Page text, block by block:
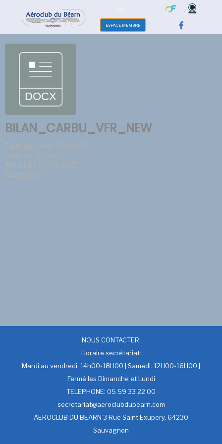
ESPACE MEMBRE
BILAN_CARBU_VFR_NEW
Taille du fichier: 89.60 KB
Créé: 29-01-2022
Mis à jour: 29-01-2022
Succès: 93
NOUS CONTACTER:
Horaire secrétariat:
Mardi au vendredi: 14h00-18H00 | Samedi: 12H00-16H00 |
Fermé les Dimanche et Lundi
TELEPHONE: 05 59 33 22 00
secretariat@aeroclubdubearn.com
AEROCLUB DU BEARN 3 Rue Saint Exupery, 64230
Sauvagnon